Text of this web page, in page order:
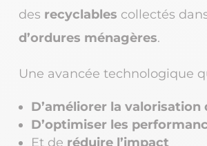
des recyclables collectés
d’ordures ménagères.
Une avancée technologique
D’améliorer la valorisation
D’optimiser les
Et de réduire l’impact